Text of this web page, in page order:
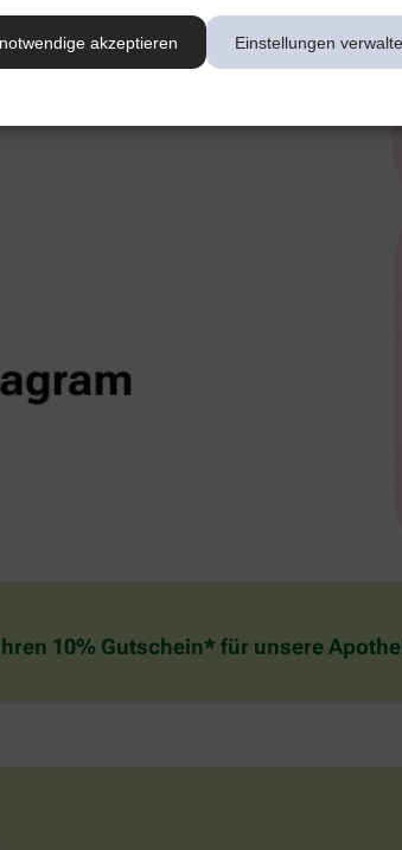
akzeptieren Einstellungen
10% Gutschein* für unsere